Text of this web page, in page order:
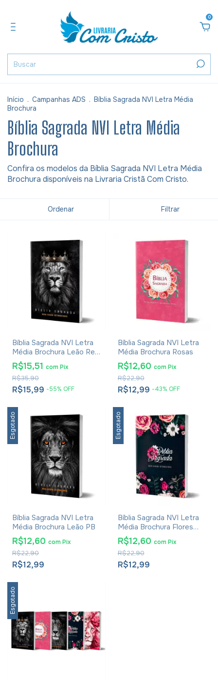
0
Início . Campanhas ADS . Bíblia Sagrada NVI Letra Média
Brochura
Bíblia Sagrada NVI Letra Média
Brochura
Confira os modelos da Bíblia Sagrada NVI Letra Média
Brochura disponíveis na Livraria Cristã Com Cristo.
Ordenar Filtrar
Bíblia Sagrada NVI Letra
Média Brochura Leão Rei
Dos Reis
R$15,99 -55% OFF
R$35,90
R$15,51 comPix
Bíblia Sagrada NVI Letra
Média Brochura Rosas
R$12,99 -43% OFF
R$22,90
R$12,60 com Pix
Esgotado
Bíblia Sagrada NVI Letra
Média Brochura Leão PB
R$12,99
R$22,90
R$12,60 comPix
Esgotado
Bíblia Sagrada NVI Letra
Média Brochura Flores
Pink
R$12,99
R$22,90
R$12,60 com Pix
Esgotado